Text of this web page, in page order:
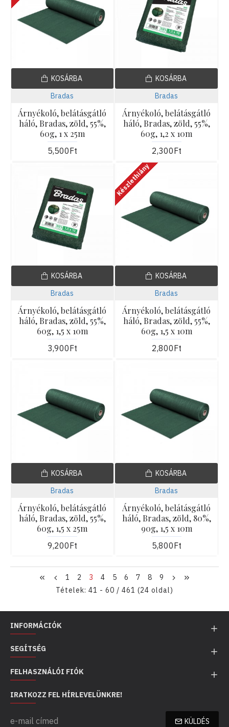
Bradas
Árnyékoló, belátásgátló
háló, Bradas, zöld, 55%,
60g, 1 x 25m
5,500Ft
KOSÁRBA
Bradas
Árnyékoló, belátásgátló
háló, Bradas, zöld, 55%,
60g, 1,2 x 10m
2,300Ft
KOSÁRBA
Bradas
Árnyékoló, belátásgátló
háló, Bradas, zöld, 55%,
60g, 1,5 x 10m
3,900Ft
KOSÁRBA
Készlethiány
Bradas
Árnyékoló, belátásgátló
háló, Bradas, zöld, 55%,
60g, 1,5 x 10m
2,800Ft
KOSÁRBA
Bradas
Árnyékoló, belátásgátló
háló, Bradas, zöld, 55%,
60g, 1,5 x 25m
9,200Ft
KOSÁRBA
Bradas
Árnyékoló, belátásgátló
háló, Bradas, zöld, 80%,
90g, 1,5 x 10m
5,800Ft
KOSÁRBA
1 2 3 4 5 6 7 8
9
Tételek: 41 - 60 / 461 (24 oldal)
INFORMÁCIÓK
SEGÍTSÉG
FELHASZNÁLÓI FIÓK
IRATKOZZ FEL HÍRLEVELÜNKRE!
KÜLDÉS